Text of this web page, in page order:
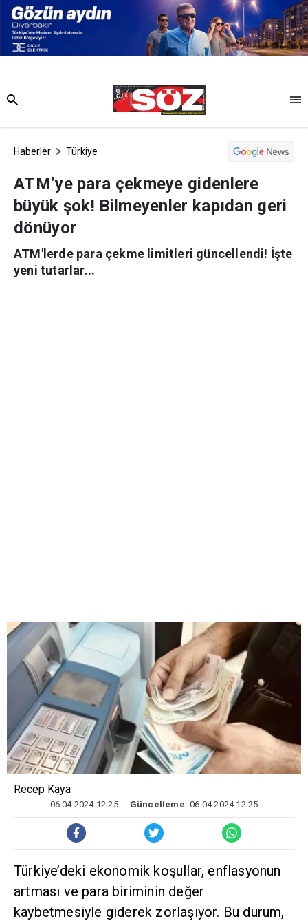
Haberler Türkiye
ATM’ye para çekmeye gidenlere
büyük şok! Bilmeyenler kapıdan geri
dönüyor
ATM'lerde para çekme limitleri güncellendi! İşte
yeni tutarlar...
Recep Kaya
06.04.2024 12:25 Güncelleme: 06.04.2024 12:25
Türkiye’deki ekonomik koşullar, enflasyonun
artması ve para biriminin değer
kaybetmesiyle giderek zorlaşıyor. Bu durum,